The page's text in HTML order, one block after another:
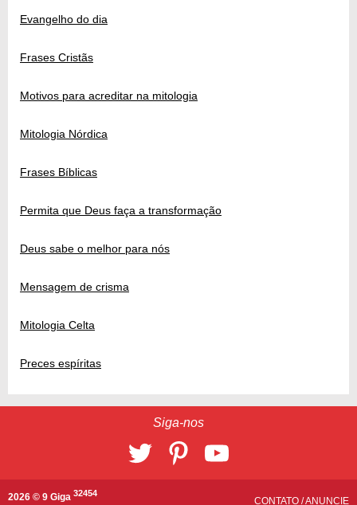
Evangelho do dia
Frases Cristãs
Motivos para acreditar na mitologia
Mitologia Nórdica
Frases Bíblicas
Permita que Deus faça a transformação
Deus sabe o melhor para nós
Mensagem de crisma
Mitologia Celta
Preces espíritas
Siga-nos
2026 © 9 Giga 32454
CONTATO /ANUNCIE